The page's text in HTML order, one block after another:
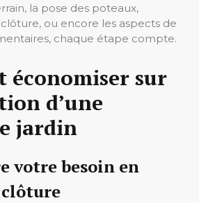
la pose des poteaux,
clôture, ou encore les aspects de
chaque étape compte.
économiser sur
d’une
jardin
votre besoin en